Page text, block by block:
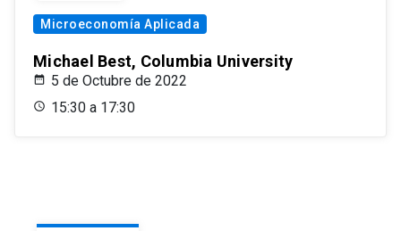
Microeconomía Aplicada
Michael Best, Columbia University
5 de Octubre de 2022
15:30 a 17:30